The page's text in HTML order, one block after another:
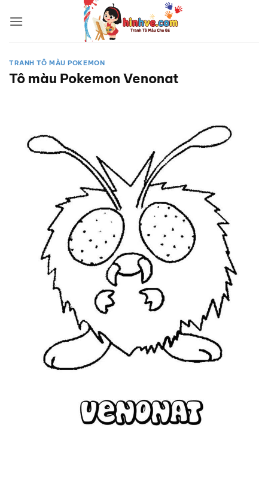
qua
TRANH TÔ MÀU POKEMON
Tô màu Pokemon Venonat